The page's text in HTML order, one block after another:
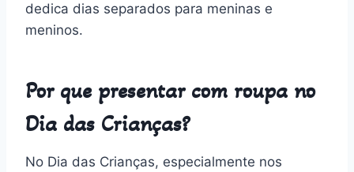
dedica dias separados para meninas e
meninos.
Por que presentar com roupa no
Dia das Crianças?
No Dia das Crianças, especialmente nos